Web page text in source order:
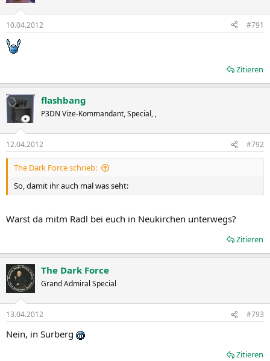
10.04.2012 #791
Zitieren
flashbang
P3DN Vize-Kommandant, Special, ,
12.04.2012 #792
The Dark Force schrieb:
So, damit ihr auch mal was seht:
Warst da mitm Radl bei euch in Neukirchen unterwegs?
Zitieren
The Dark Force
Grand Admiral Special
13.04.2012 #793
Nein, in Surberg
Zitieren